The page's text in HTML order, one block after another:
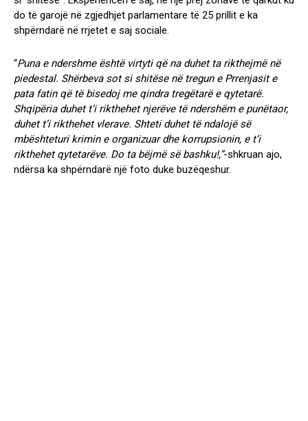
do të garojë në zgjedhjet parlamentare të 25 prillit e ka
shpërndarë në rrjetet e saj sociale.
“Puna e ndershme është virtyti që na duhet ta rikthejmë në
piedestal. Shërbeva sot si shitëse në tregun e Prrenjasit e
pata fatin që të bisedoj me qindra tregëtarë e qytetarë.
Shqipëria duhet t’i rikthehet njerëve të ndershëm e punëtaor,
duhet t’i rikthehet vlerave. Shteti duhet të ndalojë së
mbështeturi krimin e organizuar dhe korrupsionin, e t’i
rikthehet qytetarëve. Do ta bëjmë së bashku!,”-shkruan ajo,
ndërsa ka shpërndarë një foto duke buzëqeshur.